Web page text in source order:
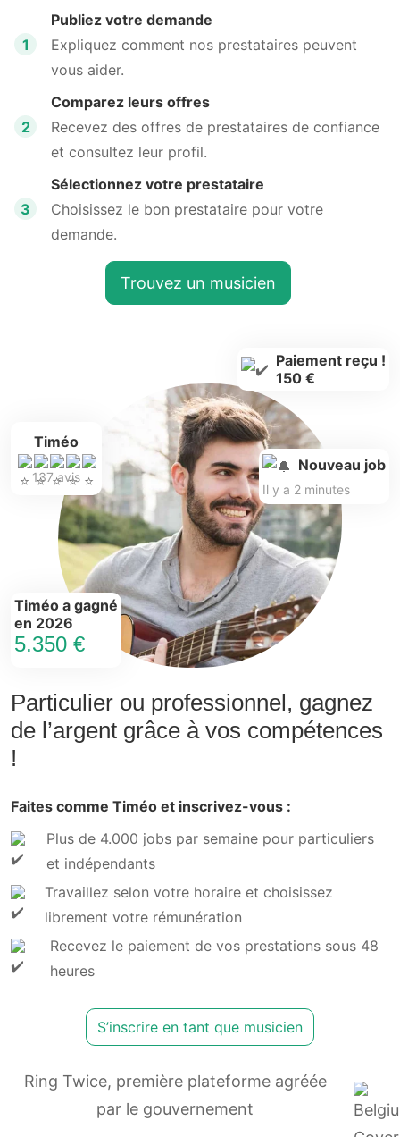
1
Publiez votre demande
Expliquez comment nos prestataires peuvent
vous aider.
2
Comparez leurs offres
Recevez des offres de prestataires de confiance
et consultez leur profil.
3
Sélectionnez votre prestataire
Choisissez le bon prestataire pour votre
demande.
Trouvez un musicien
Particulier ou professionnel, gagnez
de l’argent grâce à vos compétences
!
Faites comme Timéo et inscrivez-vous :
Plus de 4.000 jobs par semaine pour particuliers
et indépendants
Travaillez selon votre horaire et choisissez
librement votre rémunération
Recevez le paiement de vos prestations sous 48
heures
S’inscrire en tant que musicien
Timéo
137 avis
Timéo a gagné
en 2026
5.350 €
Paiement reçu !
150 €
Nouveau job
Il y a 2 minutes
Ring Twice, première plateforme agréée
par le gouvernement